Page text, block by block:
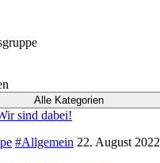
Alle Kategorien
#Allgemein 22. August 2022